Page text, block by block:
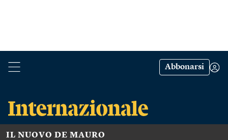
Abbonarsi
IL NUOVO DE MAURO